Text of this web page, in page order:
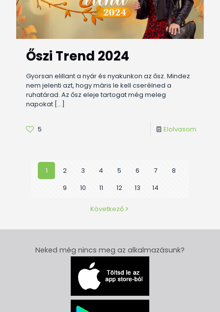
Őszi Trend 2024
Gyorsan elillant a nyár és nyakunkon az ősz. Mindez
nem jelenti azt, hogy máris le kell cserélned a
ruhatárad. Az ősz eleje tartogat még meleg
napokat […]
5 Elolvasom
1 2 3 4 5 6 7
8
9
10 11 12 13 14
Következő
Neked még nincs meg az alkalmazásunk?